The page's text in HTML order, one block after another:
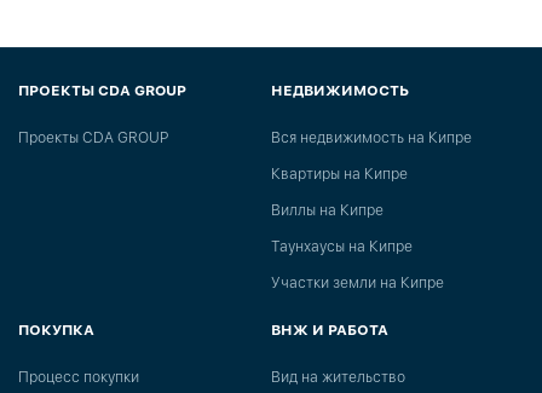
ПРОЕКТЫ CDA GROUP
Проекты CDA GROUP
НЕДВИЖИМОСТЬ
Вся недвижимость на Кипре
Квартиры на Кипре
Виллы на Кипре
Таунхаусы на Кипре
Участки земли на Кипре
ПОКУПКА
Процесс покупки
ВНЖ И РАБОТА
Вид на жительство